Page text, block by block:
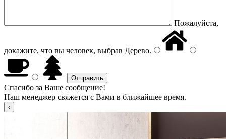
Пожалуйста,
докажите, что вы человек, выбрав Дерево.
Спасибо за Ваше сообщение!
Наш менеджер свяжется с Вами в ближайшее время.